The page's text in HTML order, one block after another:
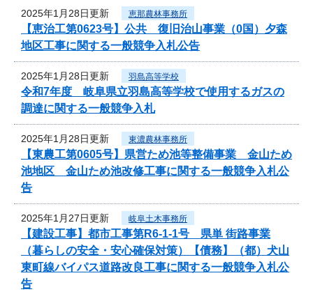
2025年1月28日更新 恵那農林事務所
【恵治工第0623号】公共 復旧治山事業（0国）夕森
地区工事に関する一般競争入札公告
2025年1月28日更新 羽島高等学校
令和7年度 岐阜県立羽島高等学校で使用するガスの
調達に関する一般競争入札
2025年1月28日更新 東濃農林事務所
【東農工第0605号】県営ため池等整備事業 金山ため
池地区 金山ため池改修工事に関する一般競争入札公
告
2025年1月27日更新 岐阜土木事務所
【建設工事】都市工事第R6-1-1号 県単 街路事業
（暮らしの安全・安心確保対策）【債務】（都）犬山
東町線バイパス道路改良工事に関する一般競争入札公
告